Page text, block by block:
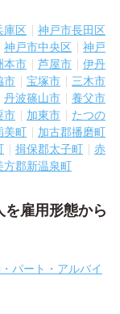
庫区
神戸市長田区
神戸市中央区
神戸
本市 芦屋市
伊丹
市 宝塚市
三木市
丹波篠山市
養父市
市 加東市
たつの
美町
加古郡播磨町
揖保郡太子町
赤
方郡新温泉町
雇用形態から
パート・アルバイ